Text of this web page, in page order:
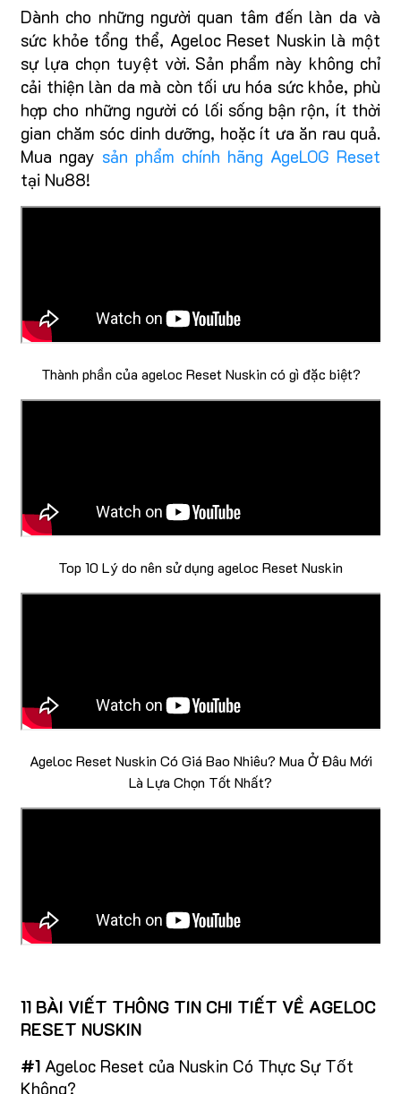
Dành cho những người quan tâm đến làn da và
sức khỏe tổng thể, Ageloc Reset Nuskin là một
sự lựa chọn tuyệt vời. Sản phẩm này không chỉ
cải thiện làn da mà còn tối ưu hóa sức khỏe, phù
hợp cho những người có lối sống bận rộn, ít thời
gian chăm sóc dinh dưỡng, hoặc ít ưa ăn rau quả.
Mua ngay sản phẩm chính hãng AgeLOG Reset
tại Nu88!
Thành phần của ageloc Reset Nuskin có gì đặc biệt?
Top 10 Lý do nên sử dụng ageloc Reset Nuskin
Ageloc Reset Nuskin Có Giá Bao Nhiêu? Mua Ở Đâu Mới
Là Lựa Chọn Tốt Nhất?
11 BÀI VIẾT THÔNG TIN CHI TIẾT VỀ AGELOC
RESET NUSKIN
#1 Ageloc Reset của Nuskin Có Thực Sự Tốt
Không?